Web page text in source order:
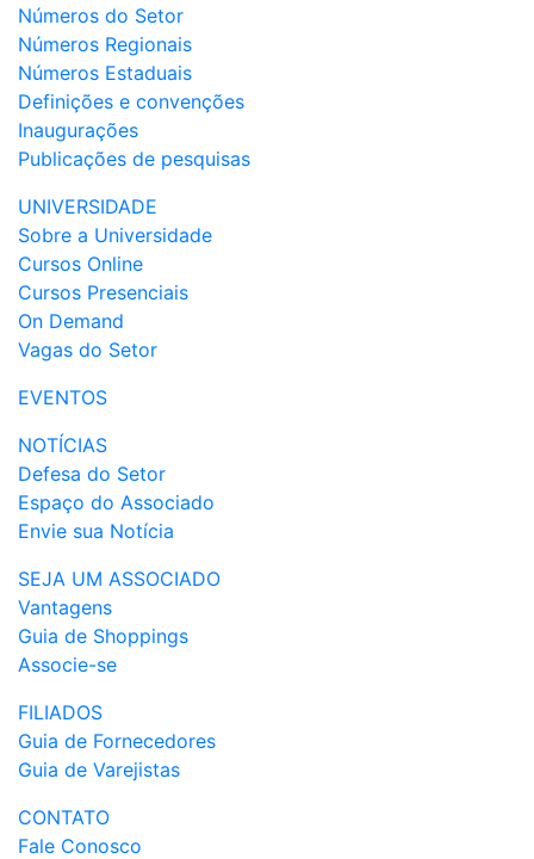
Números do Setor
Números Regionais
Números Estaduais
Definições e convenções
Inaugurações
Publicações de pesquisas
UNIVERSIDADE
Sobre a Universidade
Cursos Online
Cursos Presenciais
On Demand
Vagas do Setor
EVENTOS
NOTÍCIAS
Defesa do Setor
Espaço do Associado
Envie sua Notícia
SEJA UM ASSOCIADO
Vantagens
Guia de Shoppings
Associe-se
FILIADOS
Guia de Fornecedores
Guia de Varejistas
CONTATO
Fale Conosco